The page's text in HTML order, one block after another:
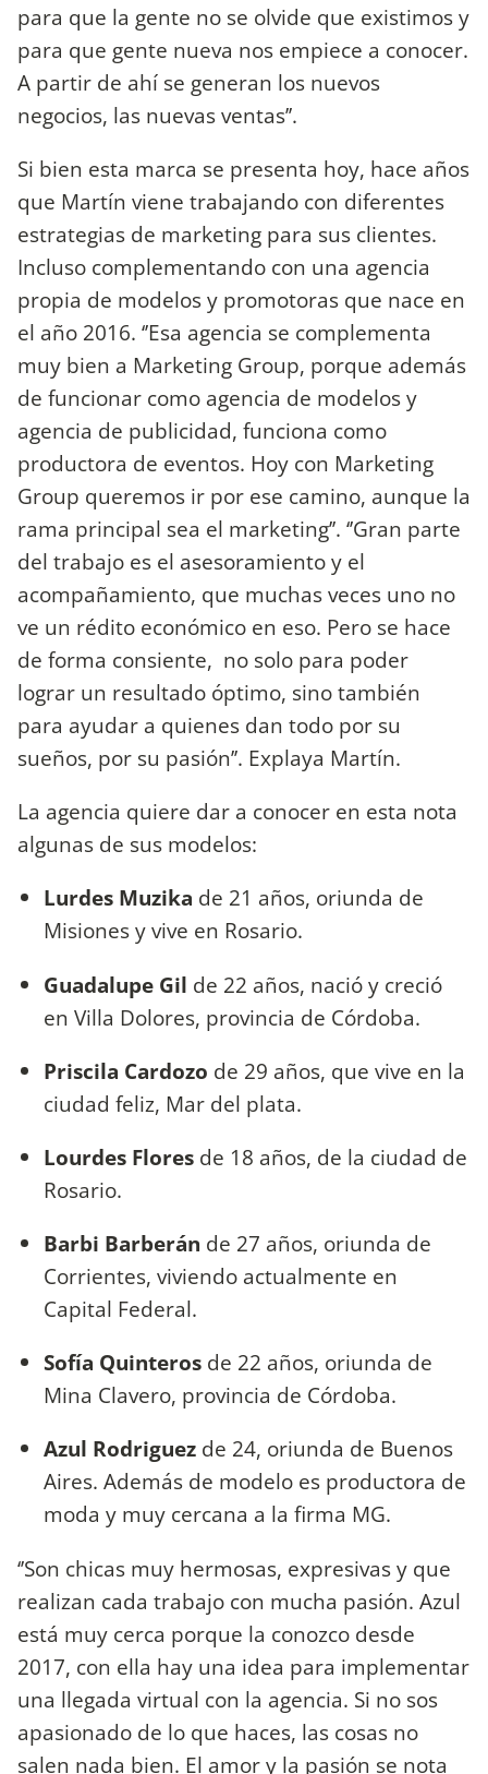
para que la gente no se olvide que existimos y
para que gente nueva nos empiece a conocer.
A partir de ahí se generan los nuevos
negocios, las nuevas ventas’’.
Si bien esta marca se presenta hoy, hace años
que Martín viene trabajando con diferentes
estrategias de marketing para sus clientes.
Incluso complementando con una agencia
propia de modelos y promotoras que nace en
el año 2016. ‘’Esa agencia se complementa
muy bien a Marketing Group, porque además
de funcionar como agencia de modelos y
agencia de publicidad, funciona como
productora de eventos. Hoy con Marketing
Group queremos ir por ese camino, aunque la
rama principal sea el marketing’’. ‘’Gran parte
del trabajo es el asesoramiento y el
acompañamiento, que muchas veces uno no
ve un rédito económico en eso. Pero se hace
de forma consiente, no solo para poder
lograr un resultado óptimo, sino también
para ayudar a quienes dan todo por su
sueños, por su pasión’’. Explaya Martín.
La agencia quiere dar a conocer en esta nota
algunas de sus modelos:
Lurdes Muzika de 21 años, oriunda de
Misiones y vive en Rosario.
Guadalupe Gil de 22 años, nació y creció
en Villa Dolores, provincia de Córdoba.
Priscila Cardozo de 29 años, que vive en la
ciudad feliz, Mar del plata.
Lourdes Flores de 18 años, de la ciudad de
Rosario.
Barbi Barberán de 27 años, oriunda de
Corrientes, viviendo actualmente en
Capital Federal.
Sofía Quinteros de 22 años, oriunda de
Mina Clavero, provincia de Córdoba.
Azul Rodriguez de 24, oriunda de Buenos
Aires. Además de modelo es productora de
moda y muy cercana a la firma MG.
‘’Son chicas muy hermosas, expresivas y que
realizan cada trabajo con mucha pasión. Azul
está muy cerca porque la conozco desde
2017, con ella hay una idea para implementar
una llegada virtual con la agencia. Si no sos
apasionado de lo que haces, las cosas no
salen nada bien. El amor y la pasión se nota